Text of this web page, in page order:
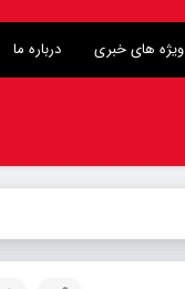
ویژه های خبری درباره ما